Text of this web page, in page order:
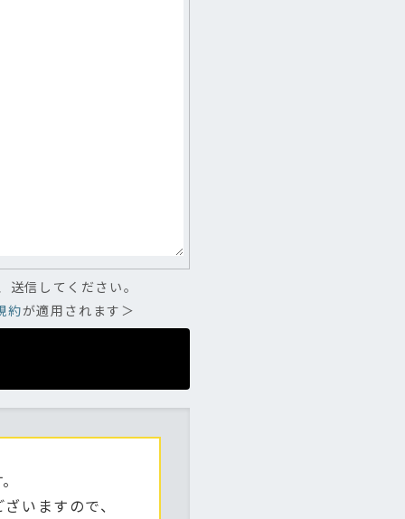
信してください。
約が適用されます＞
いますので、